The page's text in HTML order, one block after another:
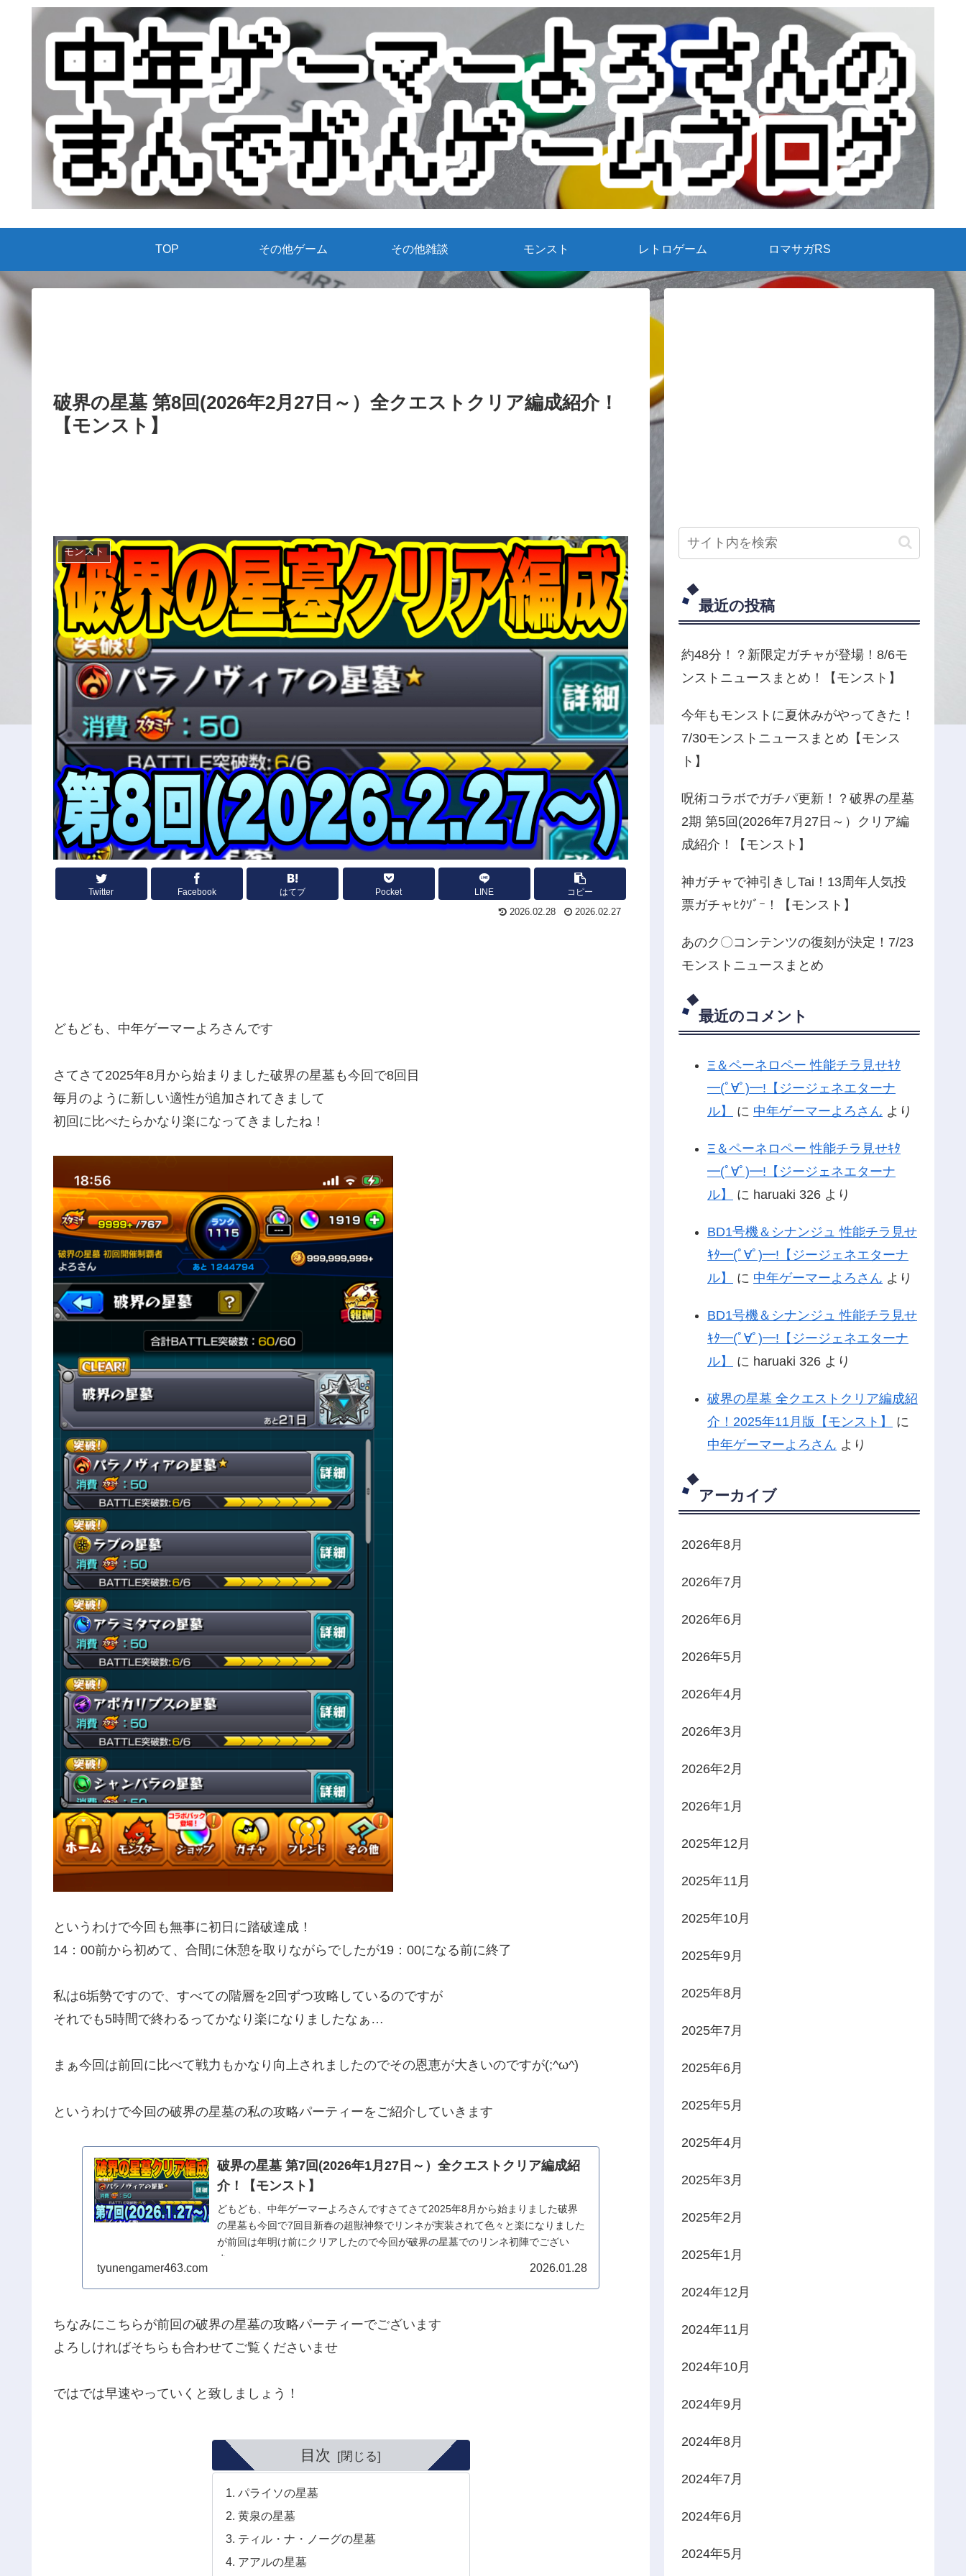
TOP その他ゲーム その他雑談 モンスト レトロゲーム ロマサガRS
破界の星墓 第8回(2026年2月27日～）全クエストクリア編成紹介！
【モンスト】
モンスト
Twitter Facebook はてブ Pocket LINE コピー
2026.02.28 2026.02.27
どもども、中年ゲーマーよろさんです
さてさて2025年8月から始まりました破界の星墓も今回で8回目
毎月のように新しい適性が追加されてきまして
初回に比べたらかなり楽になってきましたね！
というわけで今回も無事に初日に踏破達成！
14：00前から初めて、合間に休憩を取りながらでしたが19：00になる前に終了
私は6垢勢ですので、すべての階層を2回ずつ攻略しているのですが
それでも5時間で終わるってかなり楽になりましたなぁ…
まぁ今回は前回に比べて戦力もかなり向上されましたのでその恩恵が大きいのですが(;^ω^)
というわけで今回の破界の星墓の私の攻略パーティーをご紹介していきます
破界の星墓 第7回(2026年1月27日～）全クエストクリア編成紹
介！【モンスト】
どもども、中年ゲーマーよろさんですさてさて2025年8月から始まりました破界
の星墓も今回で7回目新春の超獣神祭でリンネが実装されて色々と楽になりました
が前回は年明け前にクリアしたので今回が破界の星墓でのリンネ初陣でござい
ま...
tyunengamer463.com 2026.01.28
ちなみにこちらが前回の破界の星墓の攻略パーティーでございます
よろしければそちらも合わせてご覧くださいませ
ではでは早速やっていくと致しましょう！
目次
パライソの星墓
黄泉の星墓
ティル・ナ・ノーグの星墓
アアルの星墓
最近の投稿
約48分！？新限定ガチャが登場！8/6モ
ンストニュースまとめ！【モンスト】
今年もモンストに夏休みがやってきた！
7/30モンストニュースまとめ【モンス
ト】
呪術コラボでガチパ更新！？破界の星墓
2期 第5回(2026年7月27日～）クリア編
成紹介！【モンスト】
神ガチャで神引きしTai！13周年人気投
票ガチャﾋｸｿﾞｰ！【モンスト】
あのク〇コンテンツの復刻が決定！7/23
モンストニュースまとめ
最近のコメント
Ξ＆ペーネロペー 性能チラ見せｷﾀ
━(ﾟ∀ﾟ)━!【ジージェネエターナ
ル】
に 中年ゲーマーよろさん より
Ξ＆ペーネロペー 性能チラ見せｷﾀ
━(ﾟ∀ﾟ)━!【ジージェネエターナ
ル】
に haruaki 326 より
BD1号機＆シナンジュ 性能チラ見せ
ｷﾀ━(ﾟ∀ﾟ)━!【ジージェネエターナ
ル】
に 中年ゲーマーよろさん より
BD1号機＆シナンジュ 性能チラ見せ
ｷﾀ━(ﾟ∀ﾟ)━!【ジージェネエターナ
ル】
に haruaki 326 より
破界の星墓 全クエストクリア編成紹
介！2025年11月版【モンスト】
に
中年ゲーマーよろさん より
アーカイブ
2026年8月
2026年7月
2026年6月
2026年5月
2026年4月
2026年3月
2026年2月
2026年1月
2025年12月
2025年11月
2025年10月
2025年9月
2025年8月
2025年7月
2025年6月
2025年5月
2025年4月
2025年3月
2025年2月
2025年1月
2024年12月
2024年11月
2024年10月
2024年9月
2024年8月
2024年7月
2024年6月
2024年5月